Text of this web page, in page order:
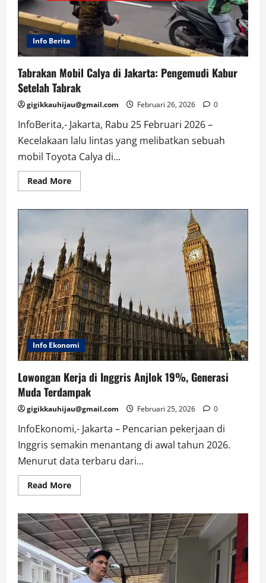
Info Berita
Tabrakan Mobil Calya di Jakarta: Pengemudi Kabur
Setelah Tabrak
gigikkauhijau@gmail.com Februari 26, 2026 0
InfoBerita,- Jakarta, Rabu 25 Februari 2026 –
Kecelakaan lalu lintas yang melibatkan sebuah
mobil Toyota Calya di...
Read MoreRead
more
Mobil
Jakarta:
Pengemudi
Kabur
Setelah
Tabrak
Info Ekonomi
Lowongan Kerja di Inggris Anjlok 19%, Generasi
Muda Terdampak
gigikkauhijau@gmail.com Februari 25, 2026 0
InfoEkonomi,- Jakarta – Pencarian pekerjaan di
Inggris semakin menantang di awal tahun 2026.
Menurut data terbaru dari...
Read MoreRead
more
Kerja
di
Inggris
Anjlok
19%,
Generasi
Muda
Terdampak